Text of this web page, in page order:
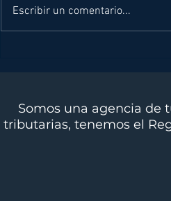
Escribir un comentario...
Somos una agencia de
tributarias, tenemos el